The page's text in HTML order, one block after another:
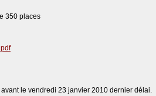
350 places
le vendredi 23 janvier 2010 dernier délai.